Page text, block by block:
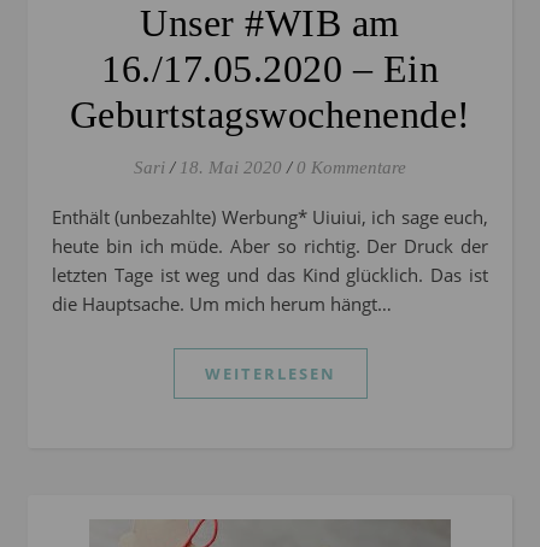
Unser #WIB am
16./17.05.2020 – Ein
Geburtstagswochenende!
Sari / 18. Mai 2020 / 0 Kommentare
Enthält (unbezahlte) Werbung* Uiuiui, ich sage euch,
heute bin ich müde. Aber so richtig. Der Druck der
letzten Tage ist weg und das Kind glücklich. Das ist
die Hauptsache. Um mich herum hängt…
WEITERLESEN